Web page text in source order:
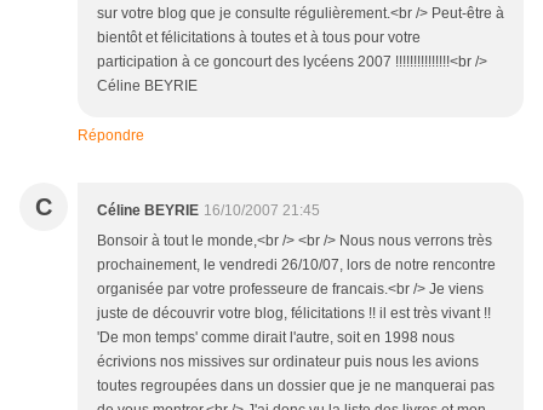
sur votre blog que je consulte régulièrement.<br /> Peut-être à
bientôt et félicitations à toutes et à tous pour votre
participation à ce goncourt des lycéens 2007 !!!!!!!!!!!!!!!<br />
Céline BEYRIE
Répondre
C Céline BEYRIE 16/10/2007 21:45
Bonsoir à tout le monde,<br /> <br /> Nous nous verrons très
prochainement, le vendredi 26/10/07, lors de notre rencontre
organisée par votre professeure de francais.<br /> Je viens
juste de découvrir votre blog, félicitations !! il est très vivant !!
'De mon temps' comme dirait l'autre, soit en 1998 nous
écrivions nos missives sur ordinateur puis nous les avions
toutes regroupées dans un dossier que je ne manquerai pas